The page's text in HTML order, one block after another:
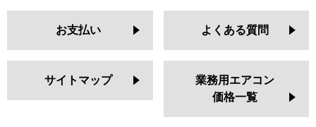
お支払い よくある質問
サイトマップ
業務用エアコン
価格一覧